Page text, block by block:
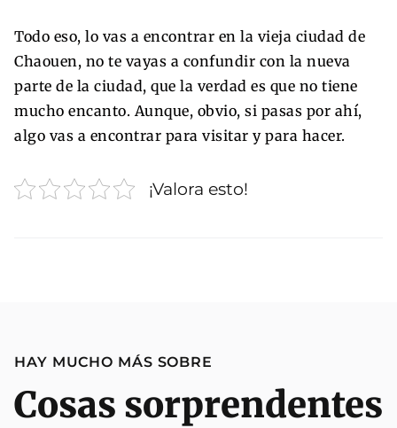
Todo eso, lo vas a encontrar en la vieja ciudad de
Chaouen, no te vayas a confundir con la nueva
parte de la ciudad, que la verdad es que no tiene
mucho encanto. Aunque, obvio, si pasas por ahí,
algo vas a encontrar para visitar y para hacer.
¡Valora esto!
HAY MUCHO MÁS SOBRE
Cosas sorprendentes